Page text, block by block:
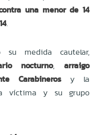
una menor de 14
.
su medida cautelar,
nocturno, arraigo
Carabinerosy la
víctima y su grupo